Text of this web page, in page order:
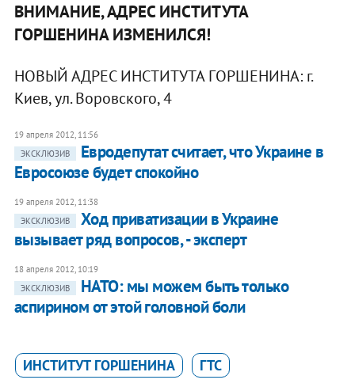
ВНИМАНИЕ, АДРЕС ИНСТИТУТА
ГОРШЕНИНА ИЗМЕНИЛСЯ!
НОВЫЙ АДРЕС ИНСТИТУТА ГОРШЕНИНА: г.
Киев, ул. Воровского, 4
19 апреля 2012, 11:56
ЭКСКЛЮЗИВ
Евродепутат считает, что Украине в
Евросоюзе будет спокойно
19 апреля 2012, 11:38
ЭКСКЛЮЗИВ
Ход приватизации в Украине
вызывает ряд вопросов, - эксперт
18 апреля 2012, 10:19
ЭКСКЛЮЗИВ
НАТО: мы можем быть только
аспирином от этой головной боли
ИНСТИТУТ ГОРШЕНИНА ГТС